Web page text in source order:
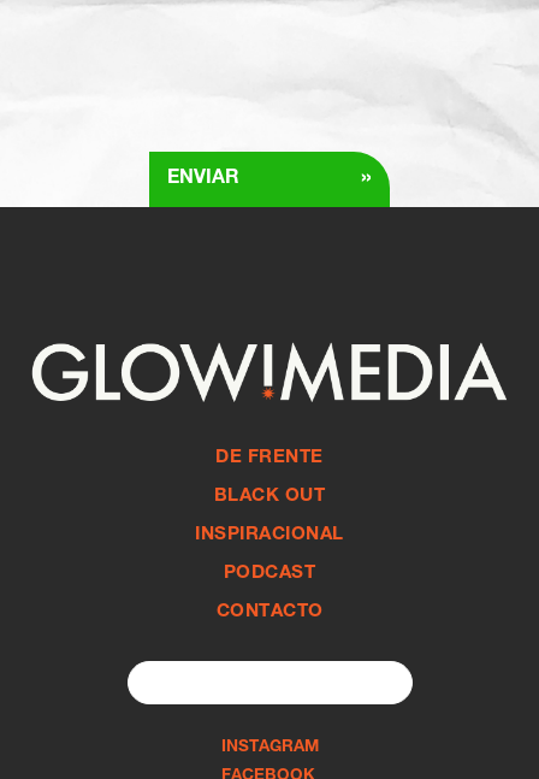
ENVIAR »
DE FRENTE
BLACK OUT
INSPIRACIONAL
PODCAST
CONTACTO
for:
INSTAGRAM